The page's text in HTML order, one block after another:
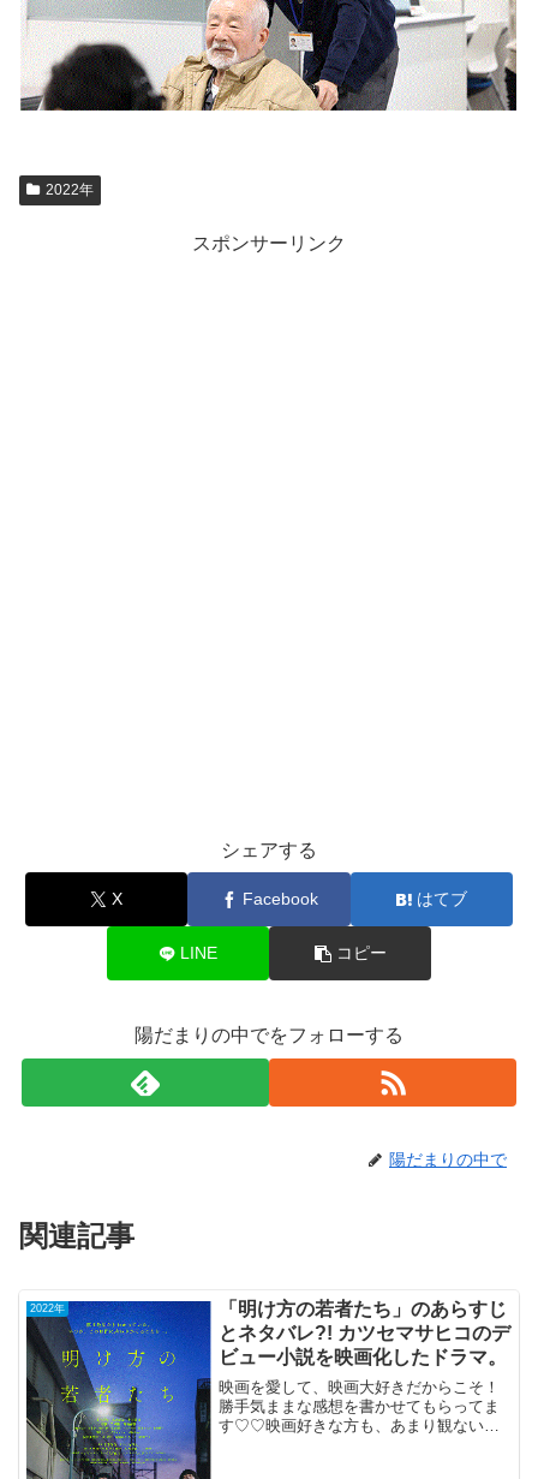
2022年
スポンサーリンク
シェアする
X Facebook はてブ
LINE コピー
陽だまりの中でをフォローする
陽だまりの中で
関連記事
2022年
「明け方の若者たち」のあらすじ
とネタバレ?! カツセマサヒコのデ
ビュー小説を映画化したドラマ。
映画を愛して、映画大好きだからこそ！
勝手気ままな感想を書かせてもらってま
す♡♡映画好きな方も、あまり観ない方